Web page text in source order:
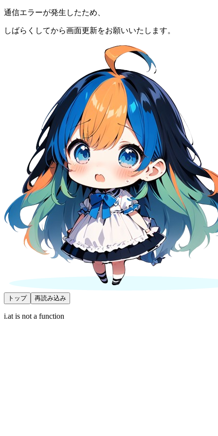
通信エラーが発生したため、
しばらくしてから画面更新をお願いいたします。
トップ 再読み込み
i.at is not a function